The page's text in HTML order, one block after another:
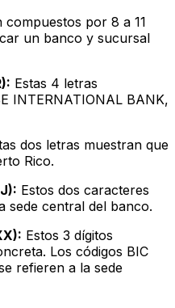
compuestos por 8 a 11
un banco y sucursal
Estas 4 letras
INTERNATIONAL BANK,
dos letras muestran que
Rico.
Estos dos caracteres
sede central del banco.
Estos 3 dígitos
Los códigos BIC
refieren a la sede